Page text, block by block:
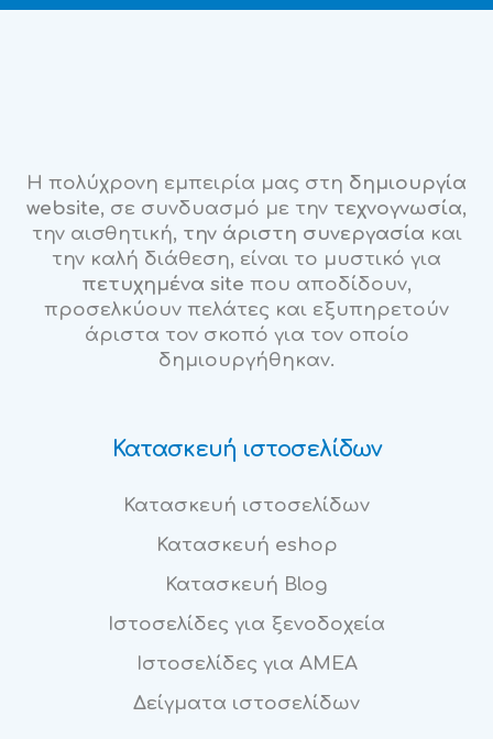
Η πολύχρονη εμπειρία μας στη δημιουργία
website, σε συνδυασμό με την τεχνογνωσία,
την αισθητική, την άριστη συνεργασία και
την καλή διάθεση, είναι το μυστικό για
πετυχημένα site που αποδίδουν,
προσελκύουν πελάτες και εξυπηρετούν
άριστα τον σκοπό για τον οποίο
δημιουργήθηκαν.
Κατασκευή ιστοσελίδων
Κατασκευή ιστοσελίδων
Κατασκευή eshop
Κατασκευή Blog
Ιστοσελίδες για ξενοδοχεία
Ιστοσελίδες για ΑΜΕΑ
Δείγματα ιστοσελίδων